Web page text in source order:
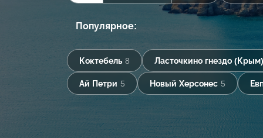
Популярное:
Коктебель 8 Ласточкино гнездо (Крым)
Ай Петри 5 Новый Херсонес 5